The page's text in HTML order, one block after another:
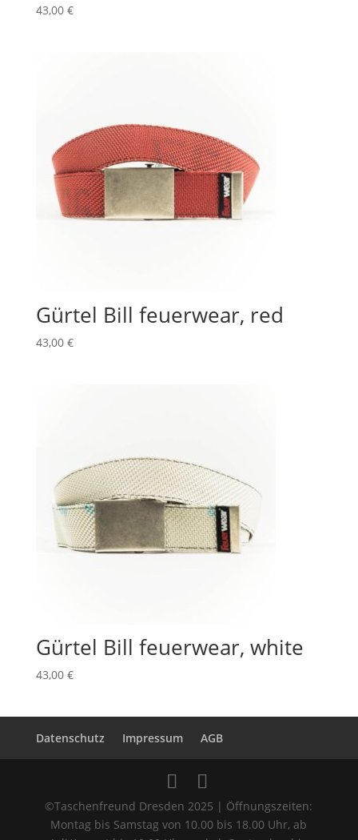
43,00 €
Gürtel Bill feuerwear, red
43,00 €
Gürtel Bill feuerwear, white
43,00 €
Datenschutz Impressum AGB
©Taschenfreund Dresden 2025 | Öffnungszeiten:
Montag bis Samstag von 10.00 bis 18.00 Uhr, ab